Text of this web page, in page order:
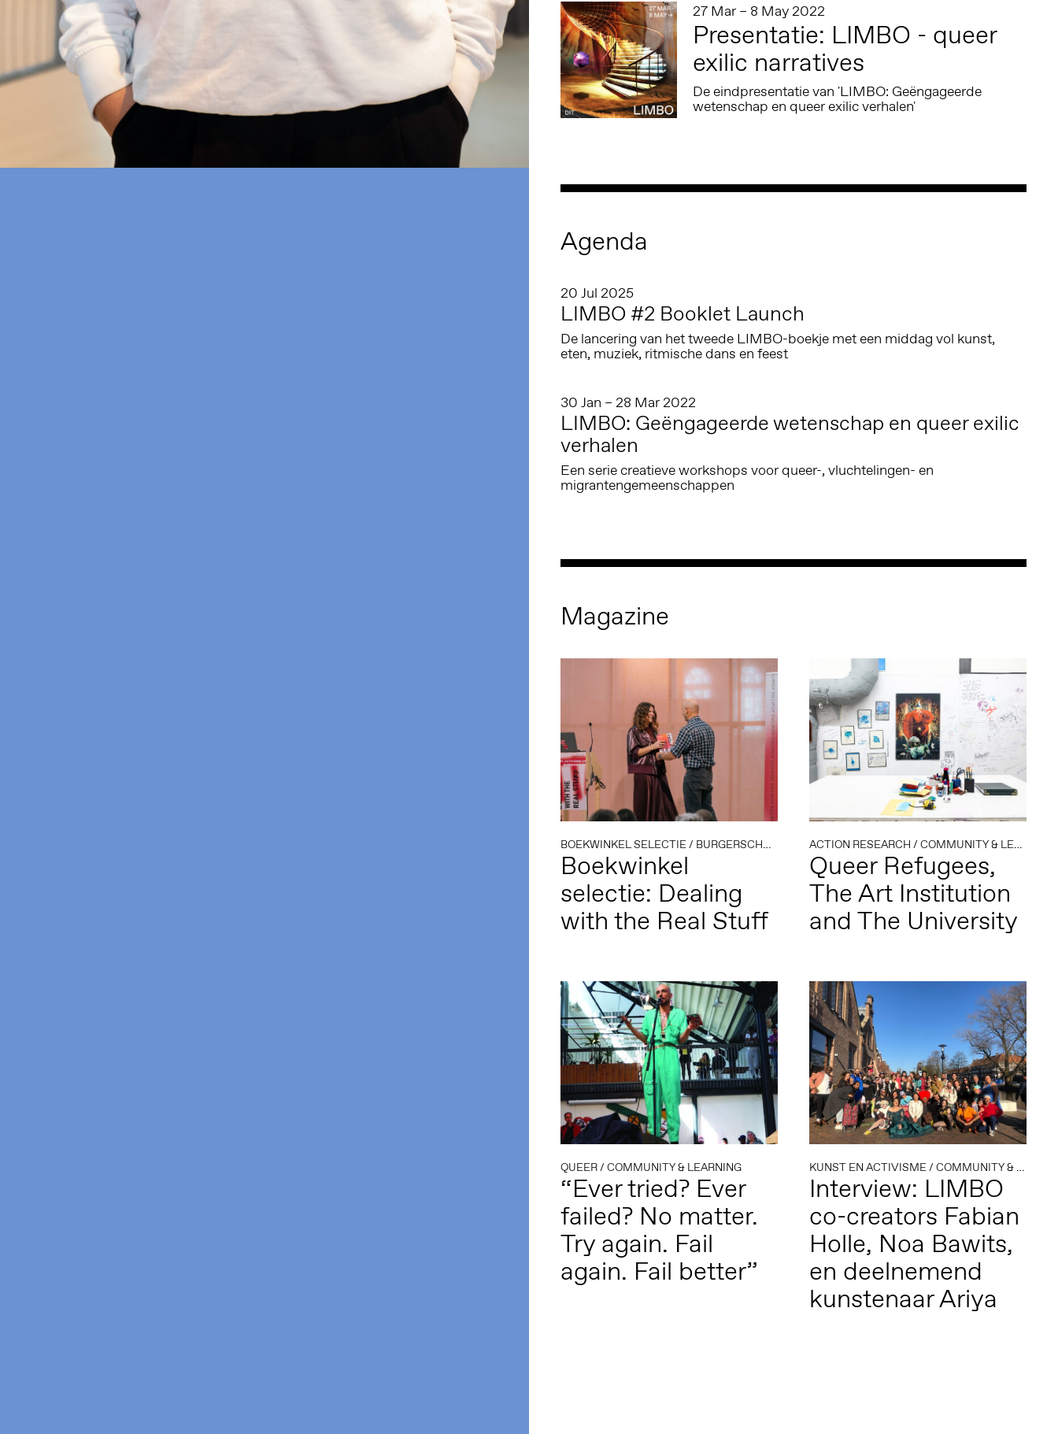
27 Mar – 8 May 2022
Presentatie: LIMBO - queer
exilic narratives
De eindpresentatie van 'LIMBO: Geëngageerde
wetenschap en queer exilic verhalen'
Agenda
20 Jul 2025
LIMBO #2 Booklet Launch
De lancering van het tweede LIMBO-boekje met een middag vol kunst,
eten, muziek, ritmische dans en feest
30 Jan – 28 Mar 2022
LIMBO: Geëngageerde wetenschap en queer exilic
verhalen
Een serie creatieve workshops voor queer-, vluchtelingen- en
migrantengemeenschappen
Magazine
BOEKWINKEL SELECTIE/ BURGERSCHAP COMMUNITY & LEARNING/EDUCATIE
Boekwinkel
selectie: Dealing
with the Real Stuff
ACTION RESEARCH / COMMUNITY & LEARNING
Queer Refugees,
The Art Institution
and The University
QUEER/ COMMUNITY & LEARNING
“Ever tried? Ever
failed? No matter.
Try again. Fail
again. Fail better”
KUNST EN ACTIVISME/ COMMUNITY & LEARNING
Interview: LIMBO
co-creators Fabian
Holle, Noa Bawits,
en deelnemend
kunstenaar Ariya